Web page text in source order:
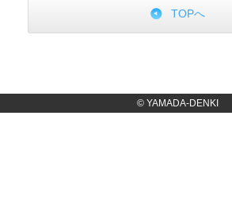
TOPへ
© YAMADA-DENKI